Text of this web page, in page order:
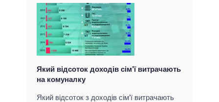
Який відсоток доходів сім’ї витрачають
на комуналку
Який відсоток з доходів сім’ї витрачають